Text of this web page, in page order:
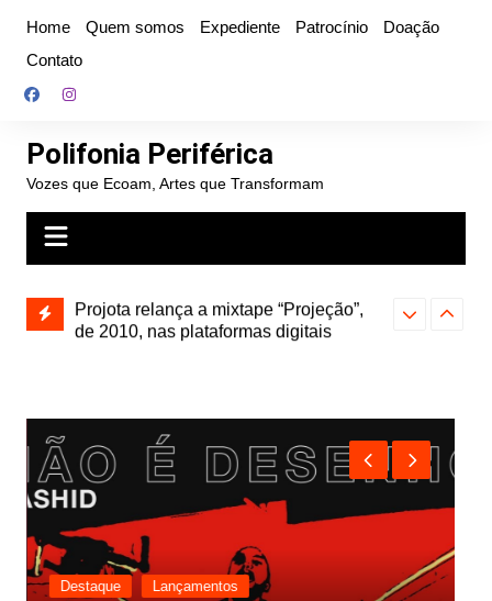
conteúdo
Home Quem somos Expediente Patrocínio
Doação
Contato
Polifonia Periférica
Vozes que Ecoam, Artes que Transformam
e abre
autoral,
Projota relança a mixtape “Projeção”,
de 2010, nas plataformas digitais
Farofa
Destaque Lançamentos